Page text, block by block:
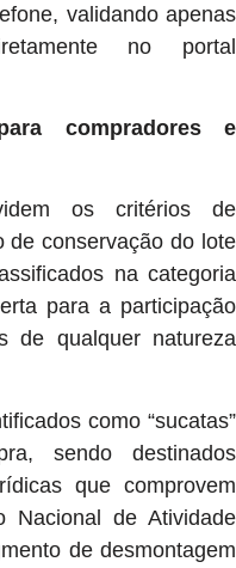
validando apenas
no portal
compradores e
os critérios de
de conservação do lote
na categoria
para a participação
de qualquer natureza
como “sucatas”
sendo destinados
que comprovem
Nacional de Atividade
de desmontagem